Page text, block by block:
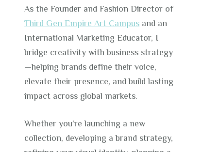
As the Founder and Fashion Director of
Third Gen Empire Art Campus and an
International Marketing Educator, I
bridge creativity with business strategy
—helping brands define their voice,
elevate their presence, and build lasting
impact across global markets.
Whether you’re launching a new
collection, developing a brand strategy,